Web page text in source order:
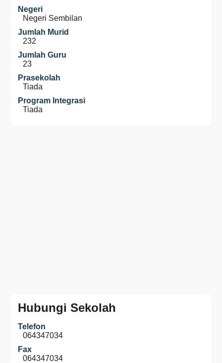
Negeri
Negeri Sembilan
Jumlah Murid
232
Jumlah Guru
23
Prasekolah
Tiada
Program Integrasi
Tiada
Hubungi Sekolah
Telefon
064347034
Fax
064347034